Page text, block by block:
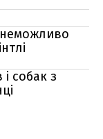
неможливо
собак з